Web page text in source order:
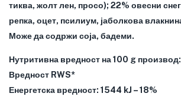
тиква, жолт лен, просо); 22% овесни
репка, оцет, псилиум, јаболкова
Може да содржи соја, бадеми.
Нутритивна вредност на 100 g производ:
Вредност RWS*
Енергетска вредност: 1544 kJ – 18%